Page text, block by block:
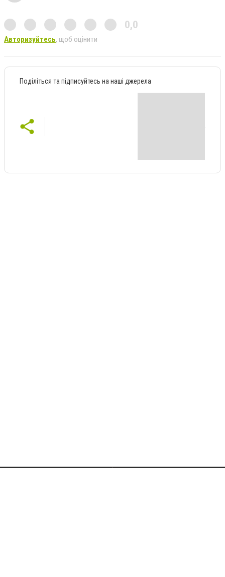
0,0
Авторизуйтесь, щоб оцінити
Поділіться та підписуйтесь на наші джерела